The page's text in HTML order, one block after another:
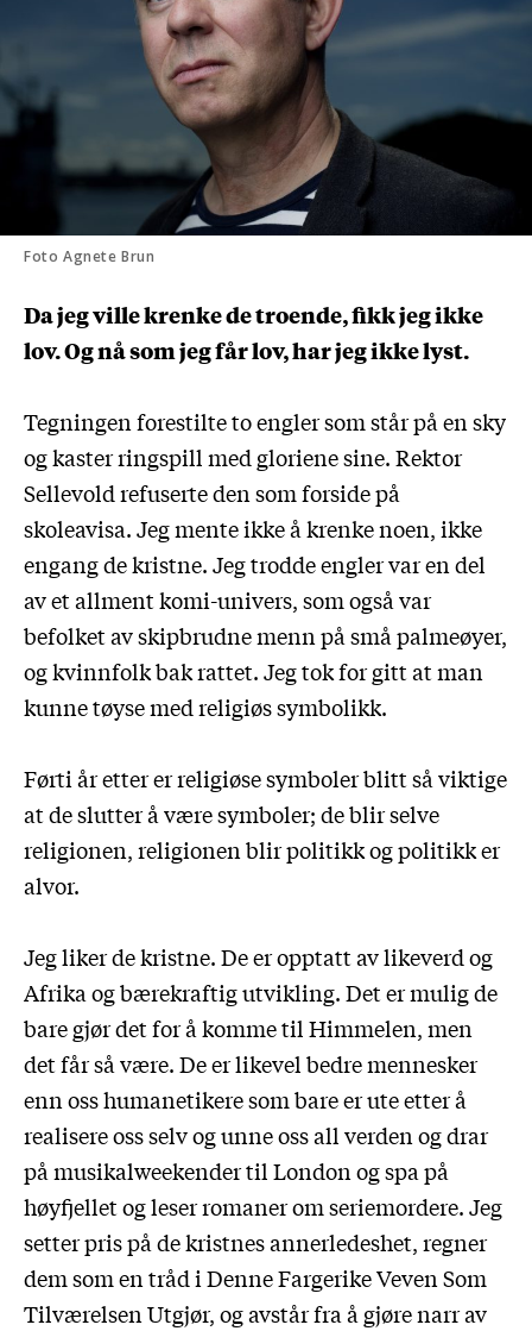
Foto Agnete Brun
Da jeg ville krenke de troende, fikk jeg ikke
lov. Og nå som jeg får lov, har jeg ikke lyst.
Tegningen forestilte to engler som står på en sky
og kaster ringspill med gloriene sine. Rektor
Sellevold refuserte den som forside på
skoleavisa. Jeg mente ikke å krenke noen, ikke
engang de kristne. Jeg trodde engler var en del
av et allment komi-univers, som også var
befolket av skipbrudne menn på små palmeøyer,
og kvinnfolk bak rattet. Jeg tok for gitt at man
kunne tøyse med religiøs symbolikk.
Førti år etter er religiøse symboler blitt så viktige
at de slutter å være symboler; de blir selve
religionen, religionen blir politikk og politikk er
alvor.
Jeg liker de kristne. De er opptatt av likeverd og
Afrika og bærekraftig utvikling. Det er mulig de
bare gjør det for å komme til Himmelen, men
det får så være. De er likevel bedre mennesker
enn oss humanetikere som bare er ute etter å
realisere oss selv og unne oss all verden og drar
på musikalweekender til London og spa på
høyfjellet og leser romaner om seriemordere. Jeg
setter pris på de kristnes annerledeshet, regner
dem som en tråd i Denne Fargerike Veven Som
Tilværelsen Utgjør, og avstår fra å gjøre narr av